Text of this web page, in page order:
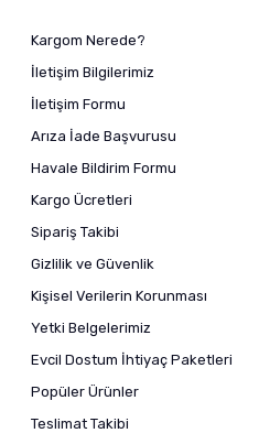
Kargom Nerede?
İletişim Bilgilerimiz
İletişim Formu
Arıza İade Başvurusu
Havale Bildirim Formu
Kargo Ücretleri
Sipariş Takibi
Gizlilik ve Güvenlik
Kişisel Verilerin Korunması
Yetki Belgelerimiz
Evcil Dostum İhtiyaç Paketleri
Popüler Ürünler
Teslimat Takibi